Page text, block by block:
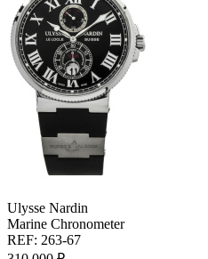
Ulysse Nardin
Marine Chronometer
REF: 263-67